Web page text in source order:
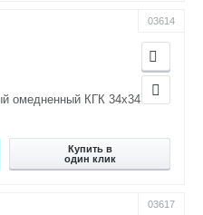
03614
омедненный КГК 34х34
Купить в
один клик
03617